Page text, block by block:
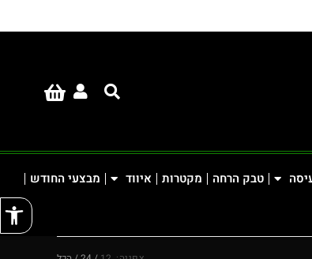
טבק הרחה מקטרות איווד
מבצעי החודש